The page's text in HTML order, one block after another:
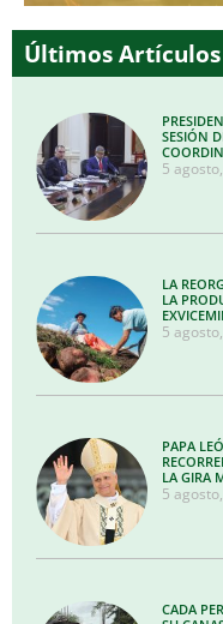
Últimos Artículos
SESIÓN
5
LA
LA
5
PAPA
LA GIRA
5
CADA